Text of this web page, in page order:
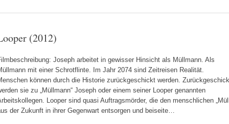
(2012)
Joseph arbeitet in gewisser Hinsicht als Müllmann. Als
mit einer Schrotflinte. Im Jahr 2074 sind Zeitreisen Realität.
können durch die Historie zurückgeschickt werden.
sie zu „Müllmann“ Joseph oder einem seiner Looper genannten
Looper sind quasi Auftragsmörder, die den menschlichen
der Zukunft in ihrer Gegenwart entsorgen und beiseite…